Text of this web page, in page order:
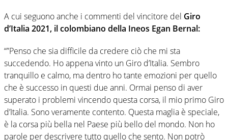
A cui seguono anche i commenti del vincitore del Giro
d’Italia 2021, il colombiano della Ineos Egan Bernal:
“”Penso che sia difficile da credere ciò che mi sta
succedendo. Ho appena vinto un Giro d’Italia. Sembro
tranquillo e calmo, ma dentro ho tante emozioni per quello
che è successo in questi due anni. Ormai penso di aver
superato i problemi vincendo questa corsa, il mio primo Giro
d’Italia. Sono veramente contento. Questa maglia è speciale,
è la corsa più bella nel Paese più bello del mondo. Non ho
parole per descrivere tutto quello che sento. Non potrò